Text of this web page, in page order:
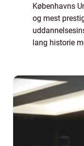
Københavns
og mest
lang historie
faciliteter